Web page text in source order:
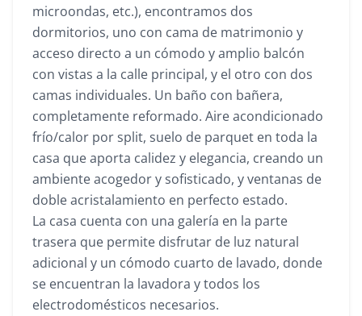
microondas, etc.), encontramos dos
dormitorios, uno con cama de matrimonio y
acceso directo a un cómodo y amplio balcón
con vistas a la calle principal, y el otro con dos
camas individuales. Un baño con bañera,
completamente reformado. Aire acondicionado
frío/calor por split, suelo de parquet en toda la
casa que aporta calidez y elegancia, creando un
ambiente acogedor y sofisticado, y ventanas de
doble acristalamiento en perfecto estado.
La casa cuenta con una galería en la parte
trasera que permite disfrutar de luz natural
adicional y un cómodo cuarto de lavado, donde
se encuentran la lavadora y todos los
electrodomésticos necesarios.